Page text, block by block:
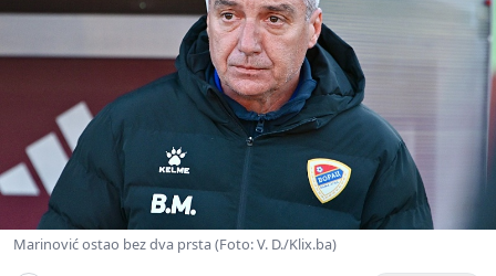
Marinović ostao bez dva prsta (Foto: V. D./Klix.ba)